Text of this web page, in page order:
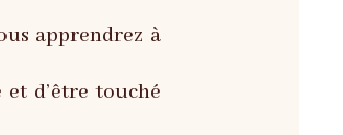
apprendrez à
d’être touché